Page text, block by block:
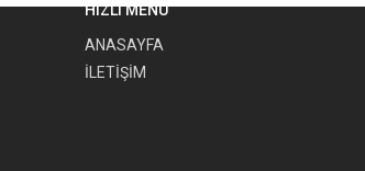
HIZLI MENÜ
ANASAYFA
İLETİŞİM